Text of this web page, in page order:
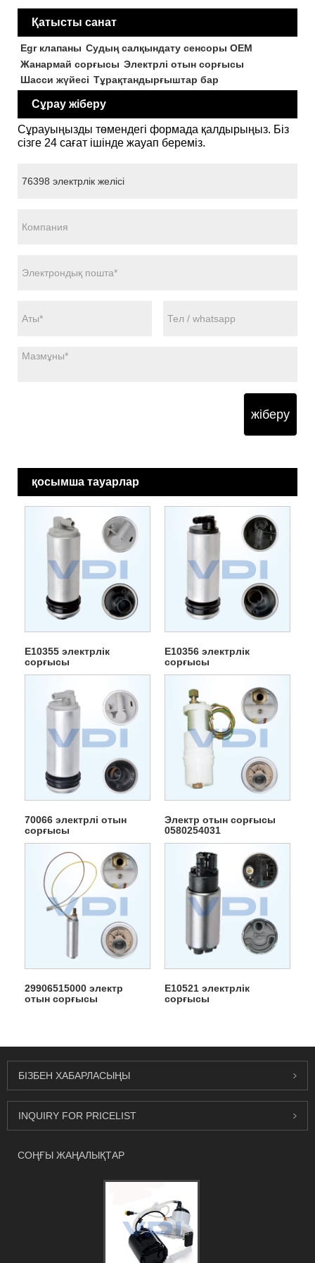
Қатысты санат
Egr клапаны Судың салқындату сенсоры OEM
Жанармай сорғысы Электрлі отын сорғысы
Шасси жүйесі Тұрақтандырғыштар бар
Сұрау жіберу
Сұрауыңызды төмендегі формада қалдырыңыз. Біз
сізге 24 сағат ішінде жауап береміз.
жіберу
қосымша тауарлар
E10355 электрлік
сорғысы
E10356 электрлік
сорғысы
70066 электрлі отын
сорғысы
Электр отын сорғысы
0580254031
29906515000 электр
отын сорғысы
E10521 электрлік
сорғысы
БІЗБЕН ХАБАРЛАСЫҢЫ
INQUIRY FOR PRICELIST
СОҢҒЫ ЖАҢАЛЫҚТАР